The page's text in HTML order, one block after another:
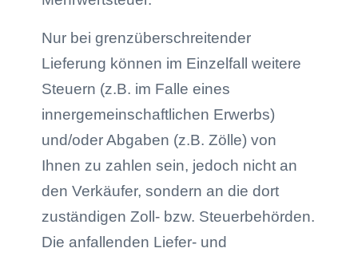
Nur bei grenzüberschreitender
Lieferung können im Einzelfall weitere
Steuern (z.B. im Falle eines
innergemeinschaftlichen Erwerbs)
und/oder Abgaben (z.B. Zölle) von
Ihnen zu zahlen sein, jedoch nicht an
den Verkäufer, sondern an die dort
zuständigen Zoll- bzw. Steuerbehörden.
Die anfallenden Liefer- und